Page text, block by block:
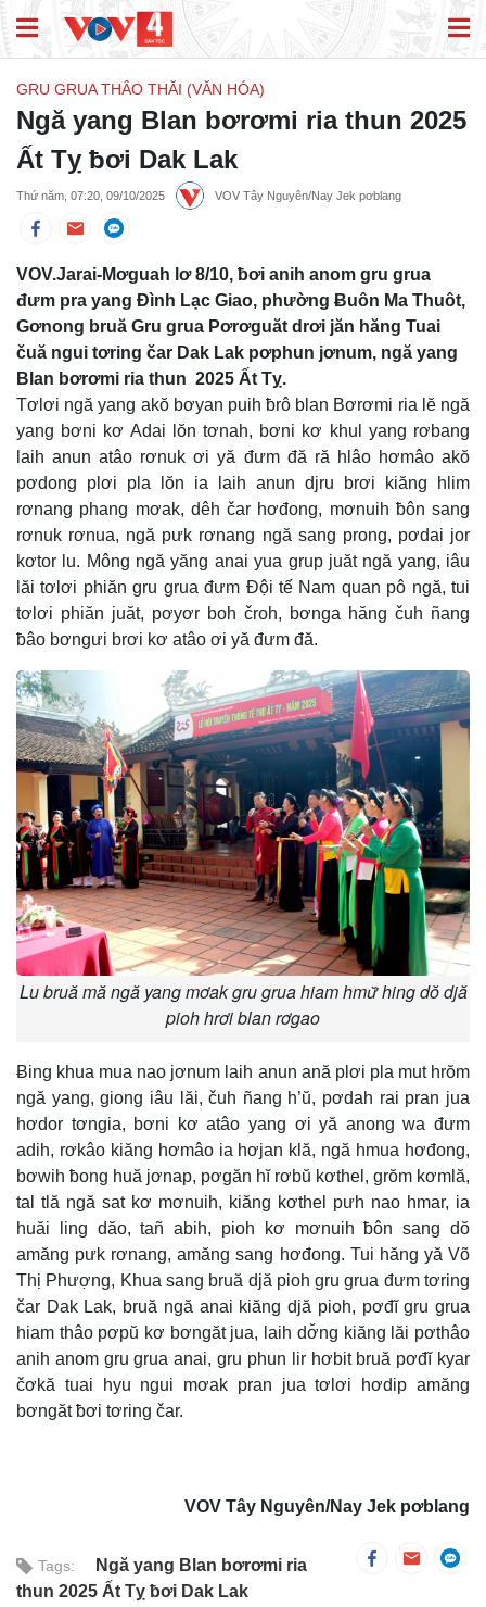
GRU GRUA THÂO THĂI (VĂN HÓA)
Ngă yang Blan bơrơmi ria thun 2025
Ất Tỵ ƀơi Dak Lak
Thứ năm, 07:20, 09/10/2025 VOV Tây Nguyên/Nay Jek pơblang
VOV.Jarai-Mơguah lơ 8/10, ƀơi anih anom gru grua
đưm pra yang Đình Lạc Giao, phường Ƀuôn Ma Thuôt,
Gơnong bruă Gru grua Pơrơguăt drơi jăn hăng Tuai
čuă ngui tơring čar Dak Lak pơphun jơnum, ngă yang
Blan bơrơmi ria thun 2025 Ất Tỵ.
Tơlơi ngă yang akŏ bơyan puih ƀrô blan Bơrơmi ria lĕ ngă
yang bơni kơ Adai lŏn tơnah, bơni kơ khul yang rơbang
laih anun atâo rơnuk ơi yă đưm đă ră hlâo hơmâo akŏ
pơdong plơi pla lŏn ia laih anun djru brơi kiăng hlim
rơnang phang mơak, dêh čar hơđong, mơnuih ƀôn sang
rơnuk rơnua, ngă pưk rơnang ngă sang prong, pơdai jor
kơtor lu. Mông ngă yăng anai yua grup juăt ngă yang, iâu
lăi tơlơi phiăn gru grua đưm Đội tế Nam quan pô ngă, tui
tơlơi phiăn juăt, pơyơr boh čroh, bơnga hăng čuh ñang
ƀâo bơngưi brơi kơ atâo ơi yă đưm đă.
Lu bruă mă ngă yang mơak gru grua hiam hmư̆ hing dŏ djă
pioh hrơi blan rơgao
Ƀing khua mua nao jơnum laih anun ană plơi pla mut hrŏm
ngă yang, giong iâu lăi, čuh ñang h’ŭ, pơdah rai pran jua
hơdor tơngia, bơni kơ atâo yang ơi yă anong wa đưm
adih, rơkâo kiăng hơmâo ia hơjan klă, ngă hmua hơđong,
bơwih ƀong huă jơnap, pơgăn hĭ rơbŭ kơthel, grŏm kơmlă,
tal tlă ngă sat kơ mơnuih, kiăng kơthel pưh nao hmar, ia
huăi ling dăo, tañ abih, pioh kơ mơnuih ƀôn sang dŏ
amăng pưk rơnang, amăng sang hơđong. Tui hăng yă Võ
Thị Phượng, Khua sang bruă djă pioh gru grua đưm tơring
čar Dak Lak, bruă ngă anai kiăng djă pioh, pơđĭ gru grua
hiam thâo pơpŭ kơ bơngăt jua, laih dơ̆ng kiăng lăi pơthâo
anih anom gru grua anai, gru phun lir hơbit bruă pơđĭ kyar
čơkă tuai hyu ngui mơak pran jua tơlơi hơdip amăng
bơngăt ƀơi tơring čar.
VOV Tây Nguyên/Nay Jek pơblang
Tags:
Ngă yang Blan bơrơmi ria
thun 2025 Ất Tỵ ƀơi Dak Lak